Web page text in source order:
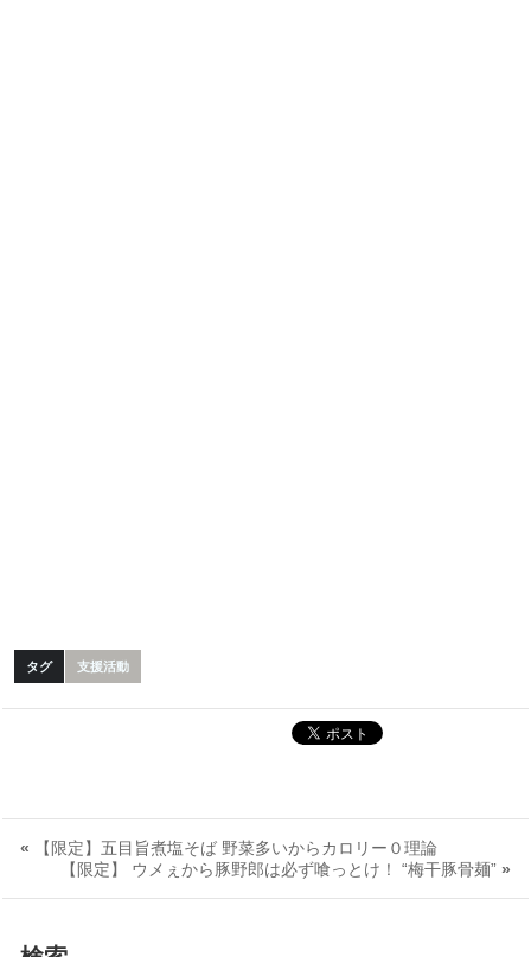
タグ 支援活動
« 【限定】五目旨煮塩そば 野菜多いからカロリー０理論
【限定】 ウメぇから豚野郎は必ず喰っとけ！ “梅干豚骨麺” »